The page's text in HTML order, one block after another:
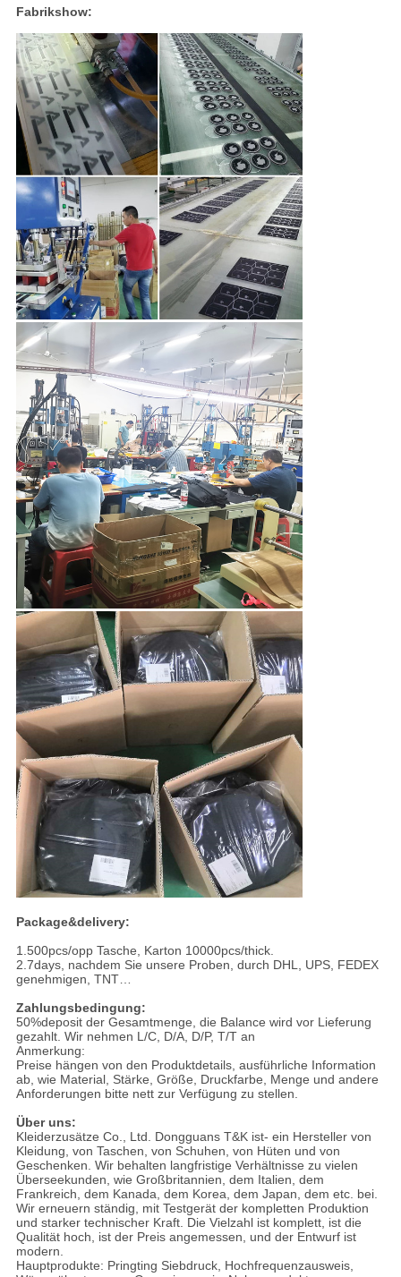
Fabrikshow:
Package&delivery:
1.500pcs/opp Tasche, Karton 10000pcs/thick.
2.7days, nachdem Sie unsere Proben, durch DHL, UPS, FEDEX
genehmigen, TNT…
Zahlungsbedingung:
50%deposit der Gesamtmenge, die Balance wird vor Lieferung
gezahlt. Wir nehmen L/C, D/A, D/P, T/T an
Anmerkung:
Preise hängen von den Produktdetails, ausführliche Information
ab, wie Material, Stärke, Größe, Druckfarbe, Menge und andere
Anforderungen bitte nett zur Verfügung zu stellen.
Über uns:
Kleiderzusätze Co., Ltd. Dongguans T&K ist- ein Hersteller von
Kleidung, von Taschen, von Schuhen, von Hüten und von
Geschenken. Wir behalten langfristige Verhältnisse zu vielen
Überseekunden, wie Großbritannien, dem Italien, dem
Frankreich, dem Kanada, dem Korea, dem Japan, dem etc. bei.
Wir erneuern ständig, mit Testgerät der kompletten Produktion
und starker technischer Kraft. Die Vielzahl ist komplett, ist die
Qualität hoch, ist der Preis angemessen, und der Entwurf ist
modern.
Hauptprodukte: Pringting Siebdruck, Hochfrequenzausweis,